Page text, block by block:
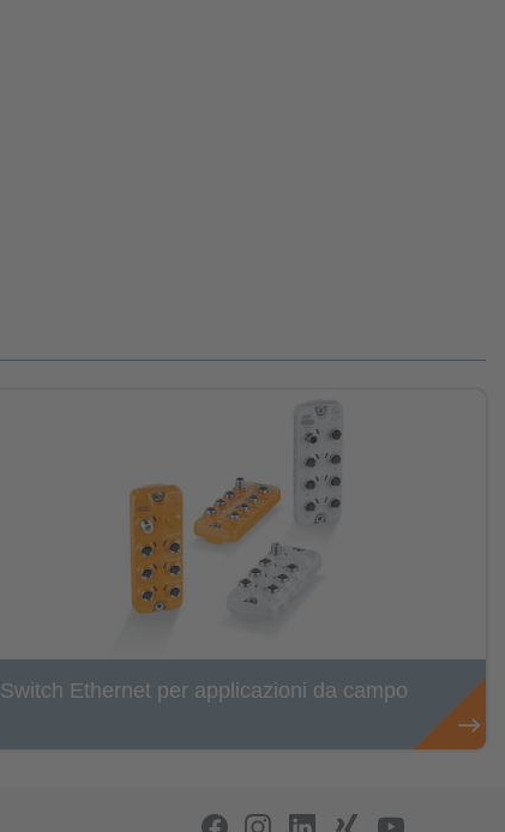
Switch Ethernet per applicazioni da campo